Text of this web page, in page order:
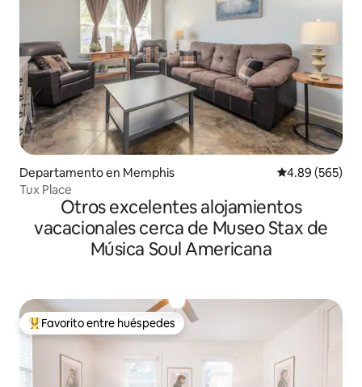
Departamento en Memphis Calificación
4.89 (565)
Tux Place
Otros excelentes alojamientos
vacacionales cerca de Museo Stax de
Música Soul Americana
De los mejores en Favorito entre huéspedes
Favorito entre huéspedes